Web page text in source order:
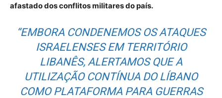
afastado dos conflitos militares do país.
“EMBORA CONDENEMOS OS ATAQUES
ISRAELENSES EM TERRITÓRIO
LIBANÊS, ALERTAMOS QUE A
UTILIZAÇÃO CONTÍNUA DO LÍBANO
COMO PLATAFORMA PARA GUERRAS